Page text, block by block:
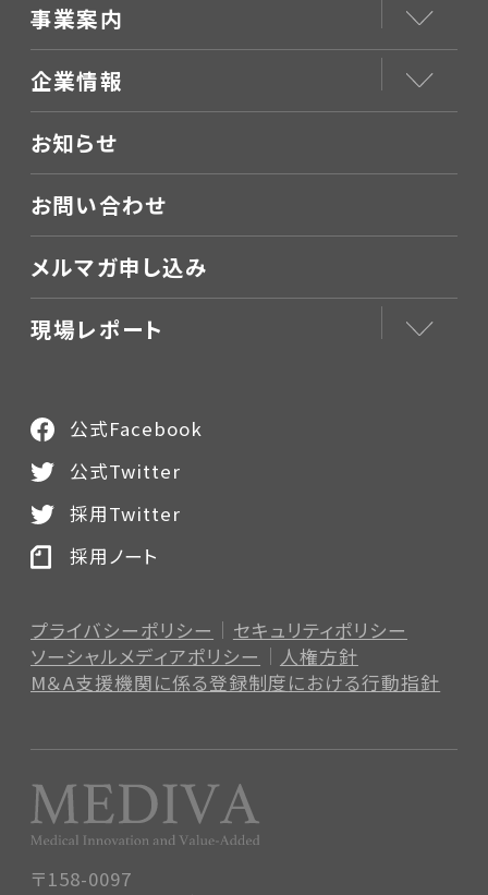
事業案内
企業情報
お知らせ
お問い合わせ
メルマガ申し込み
現場レポート
〒158-0097
プライバシーポリシー
セキュリティポリシー
ソーシャルメディアポリシー
人権方針
M＆A支援機関に係る登録制度における行動指針
公式Facebook
公式Twitter
採用Twitter
採用ノート